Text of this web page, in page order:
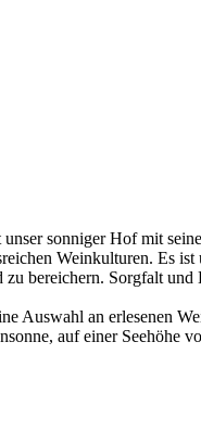
sonniger Hof mit
Weinkulturen. Es
bereichern. Sorgfalt
Auswahl an erlesenen
auf einer Seehöhe